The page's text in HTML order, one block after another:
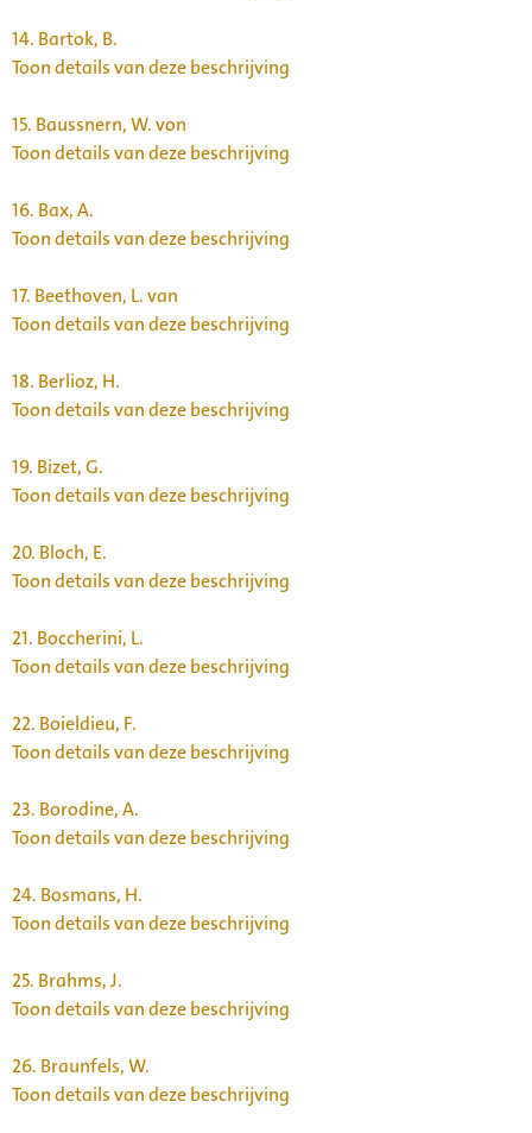
14. Bartok, B.
Toon details van deze beschrijving
15. Baussnern, W. von
Toon details van deze beschrijving
16. Bax, A.
Toon details van deze beschrijving
17. Beethoven, L. van
Toon details van deze beschrijving
18. Berlioz, H.
Toon details van deze beschrijving
19. Bizet, G.
Toon details van deze beschrijving
20. Bloch, E.
Toon details van deze beschrijving
21. Boccherini, L.
Toon details van deze beschrijving
22. Boieldieu, F.
Toon details van deze beschrijving
23. Borodine, A.
Toon details van deze beschrijving
24. Bosmans, H.
Toon details van deze beschrijving
25. Brahms, J.
Toon details van deze beschrijving
26. Braunfels, W.
Toon details van deze beschrijving